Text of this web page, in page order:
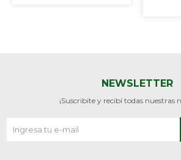
NEWSLETTER
¡Suscribite y recibí todas nuestras